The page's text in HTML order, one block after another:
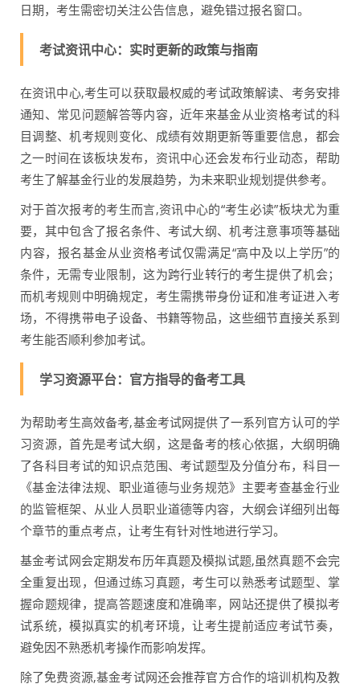
日期，考生需密切关注公告信息，避免错过报名窗口。
考试资讯中心：实时更新的政策与指南
在资讯中心,考生可以获取最权威的考试政策解读、考务安排
通知、常见问题解答等内容，近年来基金从业资格考试的科
目调整、机考规则变化、成绩有效期更新等重要信息，都会
之一时间在该板块发布，资讯中心还会发布行业动态，帮助
考生了解基金行业的发展趋势，为未来职业规划提供参考。
对于首次报考的考生而言,资讯中心的“考生必读”板块尤为重
要，其中包含了报名条件、考试大纲、机考注意事项等基础
内容，报名基金从业资格考试仅需满足“高中及以上学历”的
条件，无需专业限制，这为跨行业转行的考生提供了机会；
而机考规则中明确规定，考生需携带身份证和准考证进入考
场，不得携带电子设备、书籍等物品，这些细节直接关系到
考生能否顺利参加考试。
学习资源平台：官方指导的备考工具
为帮助考生高效备考,基金考试网提供了一系列官方认可的学
习资源，首先是考试大纲，这是备考的核心依据，大纲明确
了各科目考试的知识点范围、考试题型及分值分布，科目一
《基金法律法规、职业道德与业务规范》主要考查基金行业
的监管框架、从业人员职业道德等内容，大纲会详细列出每
个章节的重点考点，让考生有针对性地进行学习。
基金考试网会定期发布历年真题及模拟试题,虽然真题不会完
全重复出现，但通过练习真题，考生可以熟悉考试题型、掌
握命题规律，提高答题速度和准确率，网站还提供了模拟考
试系统，模拟真实的机考环境，让考生提前适应考试节奏，
避免因不熟悉机考操作而影响发挥。
除了免费资源,基金考试网还会推荐官方合作的培训机构及教